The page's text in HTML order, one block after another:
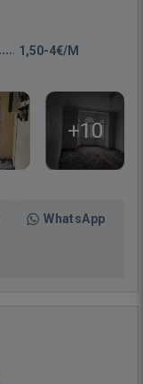
1,50-4€/M
+10
WhatsApp